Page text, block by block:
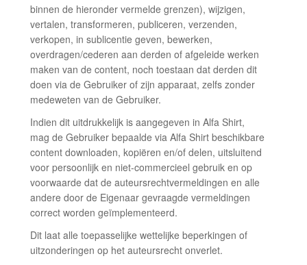
binnen de hieronder vermelde grenzen), wijzigen,
vertalen, transformeren, publiceren, verzenden,
verkopen, in sublicentie geven, bewerken,
overdragen/cederen aan derden of afgeleide werken
maken van de content, noch toestaan dat derden dit
doen via de Gebruiker of zijn apparaat, zelfs zonder
medeweten van de Gebruiker.
Indien dit uitdrukkelijk is aangegeven in Alfa Shirt,
mag de Gebruiker bepaalde via Alfa Shirt beschikbare
content downloaden, kopiëren en/of delen, uitsluitend
voor persoonlijk en niet-commercieel gebruik en op
voorwaarde dat de auteursrechtvermeldingen en alle
andere door de Eigenaar gevraagde vermeldingen
correct worden geïmplementeerd.
Dit laat alle toepasselijke wettelijke beperkingen of
uitzonderingen op het auteursrecht onverlet.